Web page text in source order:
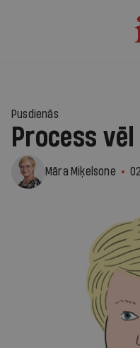
Pusdienās
Process
Māra Miķelsone